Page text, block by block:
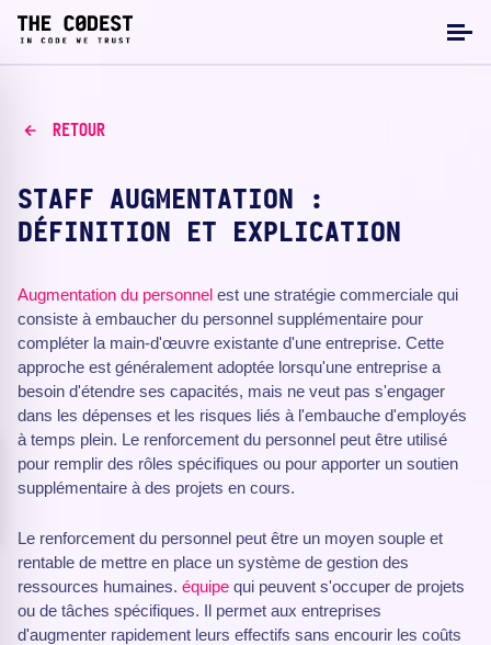
RETOUR
STAFF AUGMENTATION :
DÉFINITION ET EXPLICATION
Augmentation du personnel est une stratégie commerciale qui
consiste à embaucher du personnel supplémentaire pour
compléter la main-d'œuvre existante d'une entreprise. Cette
approche est généralement adoptée lorsqu'une entreprise a
besoin d'étendre ses capacités, mais ne veut pas s'engager
dans les dépenses et les risques liés à l'embauche d'employés
à temps plein. Le renforcement du personnel peut être utilisé
pour remplir des rôles spécifiques ou pour apporter un soutien
supplémentaire à des projets en cours.
Le renforcement du personnel peut être un moyen souple et
rentable de mettre en place un système de gestion des
ressources humaines. équipe qui peuvent s'occuper de projets
ou de tâches spécifiques. Il permet aux entreprises
d'augmenter rapidement leurs effectifs sans encourir les coûts